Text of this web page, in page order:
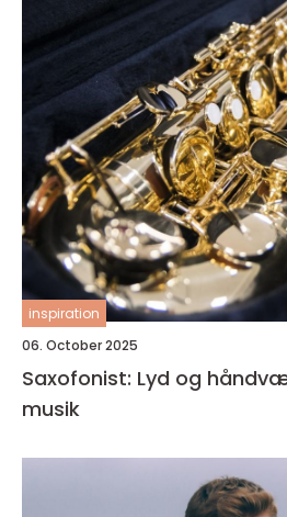
inspiration
06. October 2025
Saxofonist: Lyd og
musik